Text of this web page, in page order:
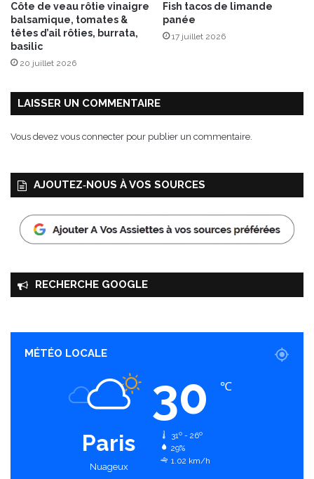
Côte de veau rôtie vinaigre
balsamique, tomates &
têtes d’ail rôties, burrata,
basilic
20 juillet 2026
Fish tacos de limande
panée
17 juillet 2026
LAISSER UN COMMENTAIRE
Vous devez vous connecter pour publier un commentaire.
AJOUTEZ‑NOUS À VOS SOURCES
RECHERCHE GOOGLE
MÉTÉO LOCALE
Paris
Nuageux
30 ℃
31º - 26º
29%
1.02 km/h